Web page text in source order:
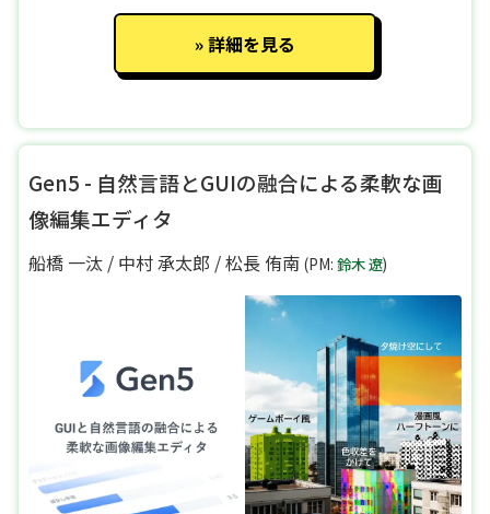
詳細を見る
Gen5 - 自然言語とGUIの融合による柔軟な画
像編集エディタ
船橋 一汰 /中村 承太郎 /松長 侑南 (PM: 鈴木 遼)